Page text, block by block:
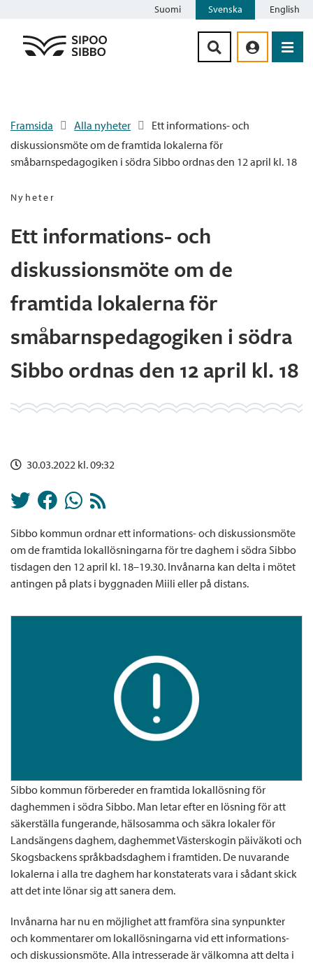
Suomi Svenska English
Framsida Alla nyheter
Ett informations- och
diskussionsmöte om de framtida lokalerna för
småbarnspedagogiken i södra Sibbo ordnas den 12 april kl. 18
Nyheter
Ett informations- och
diskussionsmöte om de
framtida lokalerna för
småbarnspedagogiken i södra
Sibbo ordnas den 12 april kl. 18
30.03.2022 kl. 09:32
Sibbo kommun ordnar ett informations- och diskussionsmöte
om de framtida lokallösningarna för tre daghem i södra Sibbo
tisdagen den 12 april kl. 18–19.30. Invånarna kan delta i mötet
antingen på plats i byggnaden Miili eller på distans.
Sibbo kommun förbereder en framtida lokallösning för
daghemmen i södra Sibbo. Man letar efter en lösning för att
säkerställa fungerande, hälsosamma och säkra lokaler för
Landsängens daghem, daghemmet Västerskogin päiväkoti och
Skogsbackens språkbadsdaghem i framtiden. De nuvarande
lokalerna i alla tre daghem har konstaterats vara i sådant skick
att det inte lönar sig att sanera dem.
Invånarna har nu en möjlighet att framföra sina synpunkter
och kommentarer om lokallösningarna vid ett informations-
och diskussionsmöte. Alla intresserade är välkomna att delta i